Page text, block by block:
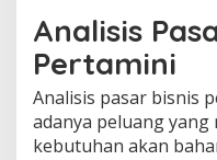
Analisis
Pertamini
Analisis pasar bisnis
adanya peluang
kebutuhan akan